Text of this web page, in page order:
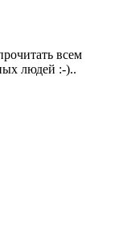
всем
людей :-)..